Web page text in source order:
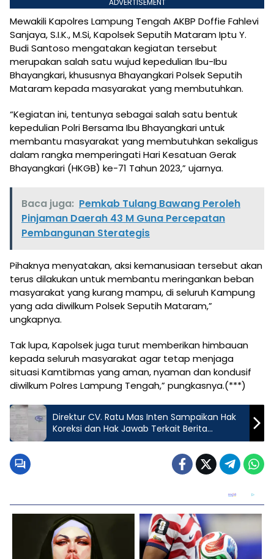
ADVERTISEMENT
Mewakili Kapolres Lampung Tengah AKBP Doffie Fahlevi
Sanjaya, S.I.K., M.Si, Kapolsek Seputih Mataram Iptu Y.
Budi Santoso mengatakan kegiatan tersebut
merupakan salah satu wujud kepedulian Ibu-Ibu
Bhayangkari, khususnya Bhayangkari Polsek Seputih
Mataram kepada masyarakat yang membutuhkan.
“Kegiatan ini, tentunya sebagai salah satu bentuk
kepedulian Polri Bersama Ibu Bhayangkari untuk
membantu masyarakat yang membutuhkan sekaligus
dalam rangka memperingati Hari Kesatuan Gerak
Bhayangkari (HKGB) ke-71 Tahun 2023,” ujarnya.
Baca juga: Pemkab Tulang Bawang Peroleh
Pinjaman Daerah 43 M Guna Percepatan
Pembangunan Sterategis
Pihaknya menyatakan, aksi kemanusiaan tersebut akan
terus dilakukan untuk membantu meringankan beban
masyarakat yang kurang mampu, di seluruh Kampung
yang ada diwilkum Polsek Seputih Mataram,”
ungkapnya.
Tak lupa, Kapolsek juga turut memberikan himbauan
kepada seluruh masyarakat agar tetap menjaga
situasi Kamtibmas yang aman, nyaman dan kondusif
diwilkum Polres Lampung Tengah,” pungkasnya.(***)
Direktur CV. Ratu Mas Inten Sampaikan Hak
Koreksi dan Hak Jawab Terkait Berita
Pengadaan Hewan Ternak Disnakkeswan TA